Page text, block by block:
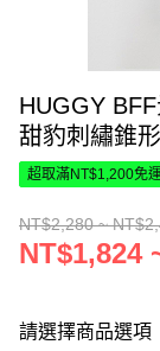
HUGGY
甜豹刺繡錐
超取滿NT$1,200免
NT$2,280 ~
NT$1,824
請選擇商品選項